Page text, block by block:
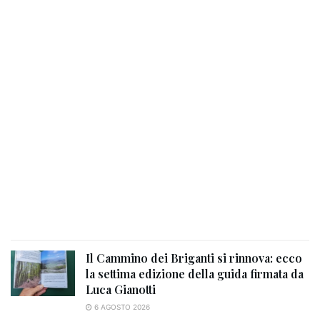
Il Cammino dei Briganti si rinnova: ecco
la settima edizione della guida firmata da
Luca Gianotti
6 AGOSTO 2026